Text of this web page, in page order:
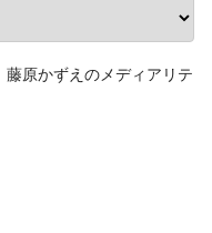
原かずえのメディアリテ